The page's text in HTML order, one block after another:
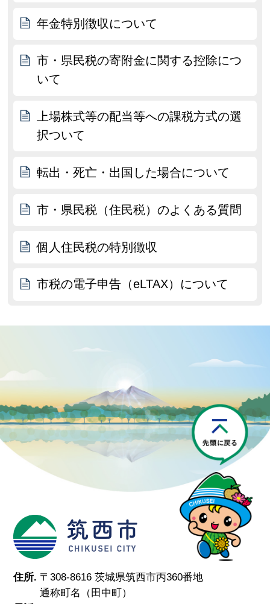
年金特別徴収について
市・県民税の寄附金に関する控除につ
いて
上場株式等の配当等への課税方式の選
択ついて
転出・死亡・出国した場合について
市・県民税（住民税）のよくある質問
個人住民税の特別徴収
市税の電子申告（eLTAX）について
筑西市
住所. 〒308-8616 茨城県筑西市丙360番地
通称町名（田中町）